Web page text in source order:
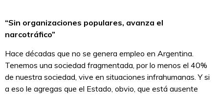
“Sin organizaciones populares, avanza el
narcotráfico”
Hace décadas que no se genera empleo en Argentina.
Tenemos una sociedad fragmentada, por lo menos el 40%
de nuestra sociedad, vive en situaciones infrahumanas. Y si
a eso le agregas que el Estado, obvio, que está ausente